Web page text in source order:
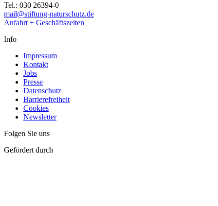
Tel.: 030 26394-0
mail@stiftung-naturschutz.de
Anfahrt + Geschäftszeiten
Info
Impressum
Kontakt
Jobs
Presse
Datenschutz
Barrierefreiheit
Cookies
Newsletter
Folgen Sie uns
Gefördert durch